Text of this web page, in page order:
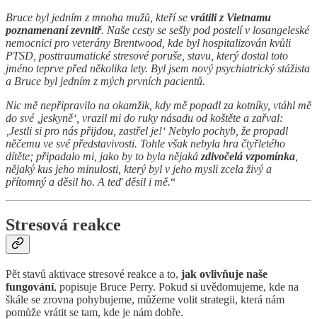
Bruce byl jedním z mnoha mužů, kteří se vrátili z Vietnamu
poznamenaní zevnitř. Naše cesty se sešly pod postelí v losangeleské
nemocnici pro veterány Brentwood, kde byl hospitalizován kvůli
PTSD, posttraumatické stresové poruše, stavu, který dostal toto
jméno teprve před několika lety. Byl jsem nový psychiatrický stážista
a Bruce byl jedním z mých prvních pacientů.
Nic mě nepřipravilo na okamžik, kdy mě popadl za kotníky, vtáhl mě
do své ‚jeskyně‘, vrazil mi do ruky násadu od koštěte a zařval:
‚Jestli si pro nás přijdou, zastřel je!‘ Nebylo pochyb, že propadl
něčemu ve své představivosti. Tohle však nebyla hra čtyřletého
dítěte; připadalo mi, jako by to byla nějaká zdivočelá vzpomínka
nějaký kus jeho minulosti, který byl v jeho mysli zcela živý a
přítomný a děsil ho. A teď děsil i mě.“
Stresová reakce
Pět stavů aktivace stresové reakce a to, jak ovlivňuje naše
fungování, popisuje Bruce Perry. Pokud si uvědomujeme, kde na
škále se zrovna pohybujeme, můžeme volit strategii, která nám
pomůže vrátit se tam, kde je nám dobře.